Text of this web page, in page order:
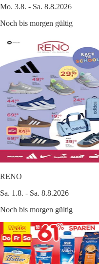
Mo. 3.8. - Sa. 8.8.2026
Noch bis morgen gültig
RENO
Sa. 1.8. - Sa. 8.8.2026
Noch bis morgen gültig